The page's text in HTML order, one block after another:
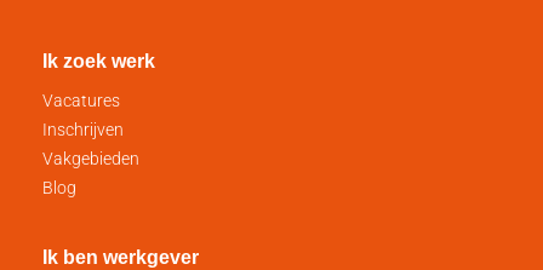
Ik zoek werk
Vacatures
Inschrijven
Vakgebieden
Blog
Ik ben werkgever